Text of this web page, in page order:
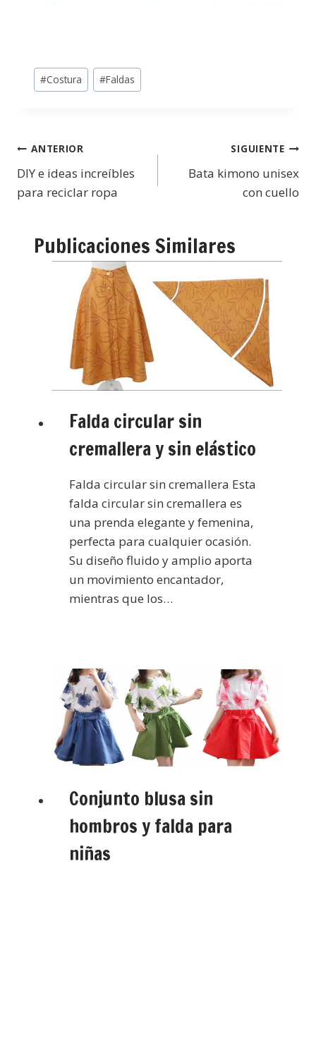
#Costura #Faldas
ANTERIOR
DIY e ideas increíbles
para reciclar ropa
SIGUIENTE
Bata kimono unisex
con cuello
Publicaciones Similares
Falda circular sin
cremallera y sin elástico
Falda circular sin cremallera Esta
falda circular sin cremallera es
una prenda elegante y femenina,
perfecta para cualquier ocasión.
Su diseño fluido y amplio aporta
un movimiento encantador,
mientras que los…
Conjunto blusa sin
hombros y falda para
niñas